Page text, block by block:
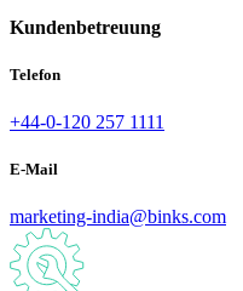
Kundenbetreuung
Telefon
+44-0-120 257 1111
E-Mail
marketing-india@binks.com